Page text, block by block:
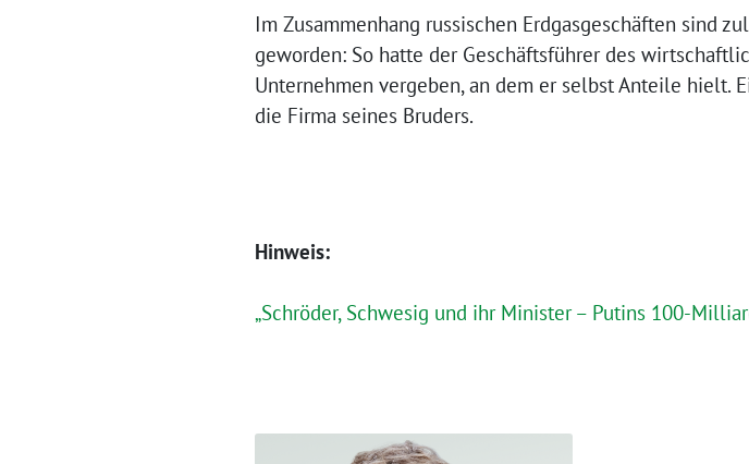
Im Zusammenhang russischen Erdgasgeschäften sind
geworden: So hatte der Geschäftsführer des
Unternehmen vergeben, an dem er selbst Anteile
die Firma seines Bruders.
Hinweis:
„Schröder, Schwesig und ihr Minister – Putins 100-